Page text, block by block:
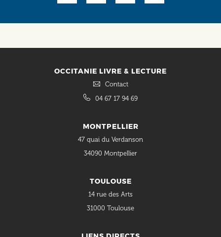
OCCITANIE LIVRE & LECTURE
Contact
04 67 17 94 69
MONTPELLIER
47 quai du Verdanson
34090 Montpellier
TOULOUSE
14 rue des Arts
31000 Toulouse